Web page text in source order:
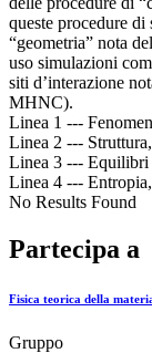
queste procedure
“geometria” nota
uso simulazioni
siti d’interazione
MHNC).
Linea 1 ---
Linea 2 ---
Linea 3 --- Equilibri
Linea 4 ---
No Results Found
Partecipa a
Fisica teorica della
Gruppo